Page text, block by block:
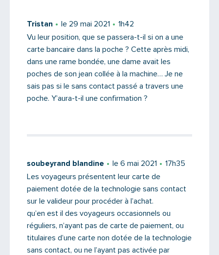
Saisissez le code
PARTAGER
Tristan le 29 mai 2021
1h42
Vu leur position, que se passera-t-il si on a une
carte bancaire dans la poche ? Cette après midi,
dans une rame bondée, une dame avait les
poches de son jean collée à la machine… Je ne
sais pas si le sans contact passé a travers une
poche. Y’aura-t-il une confirmation ?
soubeyrand blandine le 6 mai 2021
17h35
Les voyageurs présentent leur carte de
paiement dotée de la technologie sans contact
sur le valideur pour procéder à l’achat.
qu’en est il des voyageurs occasionnels ou
réguliers, n’ayant pas de carte de paiement, ou
titulaires d’une carte non dotée de la technologie
sans contact, ou ne l’ayant pas activée par